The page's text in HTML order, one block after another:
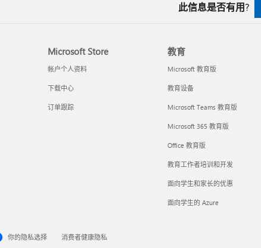
此信息是否有用?
Microsoft Store
帐户个人资料
下载中心
订单跟踪
教育
Microsoft 教育版
教育设备
Microsoft Teams 教育版
Microsoft 365 教育版
Office 教育版
教育工作者培训和开发
面向学生和家长的优惠
面向学生的 Azure
你的隐私选择 消费者健康隐私